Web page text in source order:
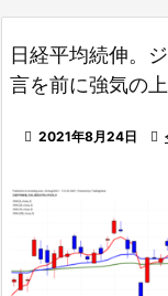
日経平均続伸。
言を前に強気の上
 2021年8月24日 